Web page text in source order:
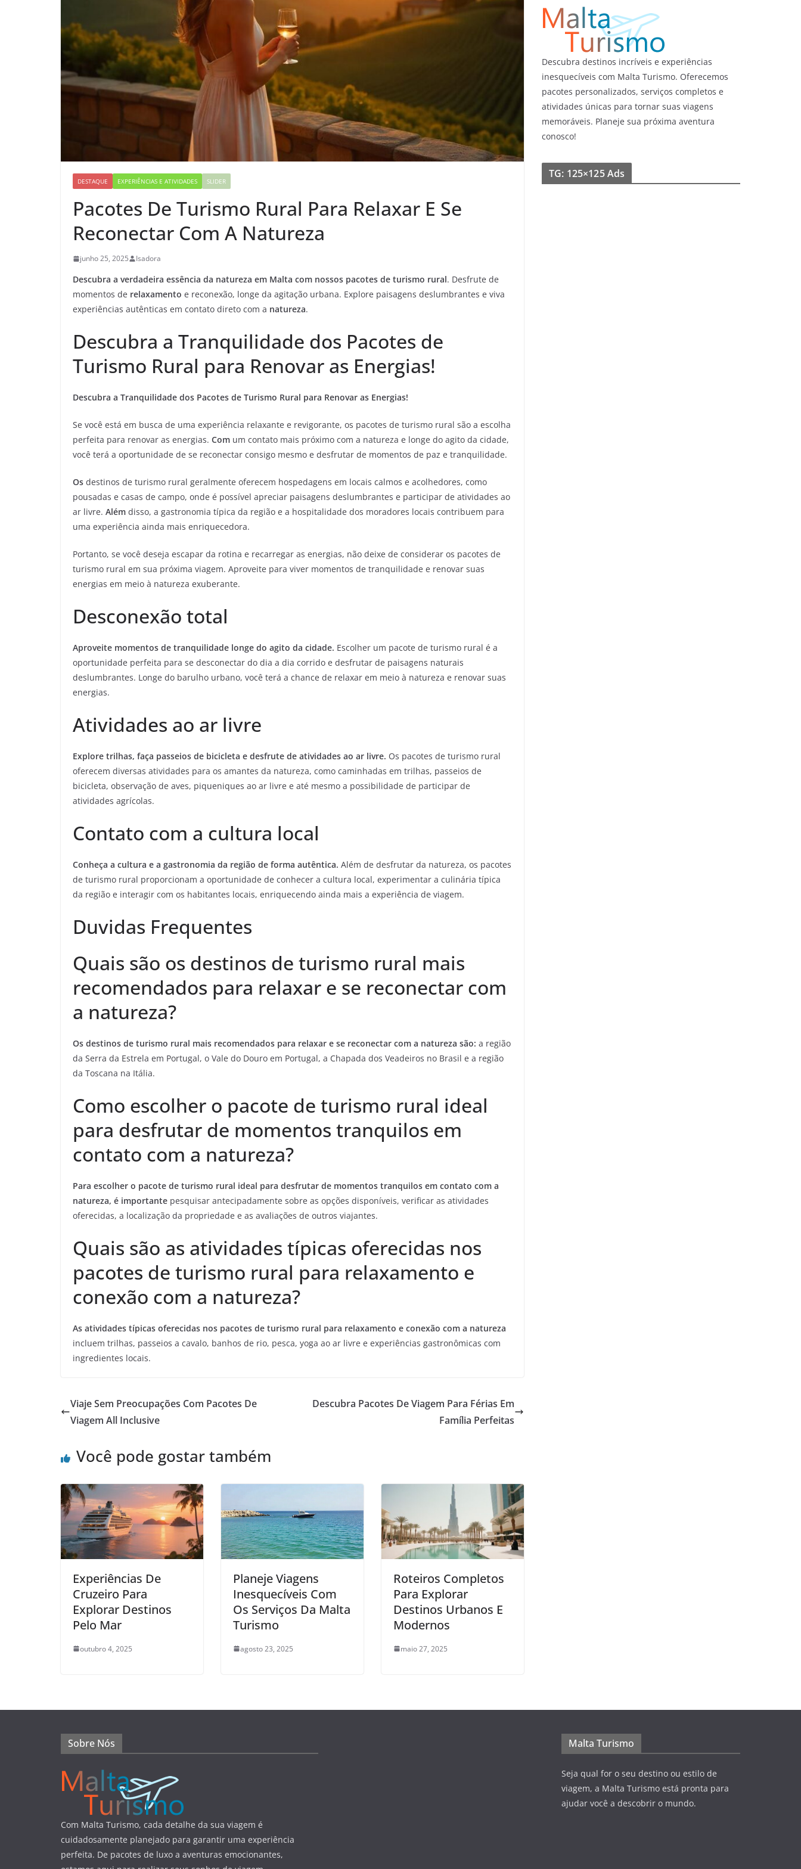
DESTAQUE EXPERIÊNCIAS E ATIVIDADES SLIDER
Pacotes De Turismo Rural Para Relaxar E Se
Reconectar Com A Natureza
junho 25, 2025 Isadora
Descubra a verdadeira essência da natureza em Malta com nossos pacotes de turismo rural. Desfrute de
momentos de relaxamento e reconexão, longe da agitação urbana. Explore paisagens deslumbrantes e viva
experiências autênticas em contato direto com a natureza.
Descubra a Tranquilidade dos Pacotes de
Turismo Rural para Renovar as Energias!
Descubra a Tranquilidade dos Pacotes de Turismo Rural para Renovar as Energias!
Se você está em busca de uma experiência relaxante e revigorante, os pacotes de turismo rural são a escolha
perfeita para renovar as energias. Com um contato mais próximo com a natureza e longe do agito da cidade,
você terá a oportunidade de se reconectar consigo mesmo e desfrutar de momentos de paz e tranquilidade.
Os destinos de turismo rural geralmente oferecem hospedagens em locais calmos e acolhedores, como
pousadas e casas de campo, onde é possível apreciar paisagens deslumbrantes e participar de atividades ao
ar livre. Além disso, a gastronomia típica da região e a hospitalidade dos moradores locais contribuem para
uma experiência ainda mais enriquecedora.
Portanto, se você deseja escapar da rotina e recarregar as energias, não deixe de considerar os pacotes de
turismo rural em sua próxima viagem. Aproveite para viver momentos de tranquilidade e renovar suas
energias em meio à natureza exuberante.
Desconexão total
Aproveite momentos de tranquilidade longe do agito da cidade. Escolher um pacote de turismo rural é a
oportunidade perfeita para se desconectar do dia a dia corrido e desfrutar de paisagens naturais
deslumbrantes. Longe do barulho urbano, você terá a chance de relaxar em meio à natureza e renovar suas
energias.
Atividades ao ar livre
Explore trilhas, faça passeios de bicicleta e desfrute de atividades ao ar livre. Os pacotes de turismo rural
oferecem diversas atividades para os amantes da natureza, como caminhadas em trilhas, passeios de
bicicleta, observação de aves, piqueniques ao ar livre e até mesmo a possibilidade de participar de
atividades agrícolas.
Contato com a cultura local
Conheça a cultura e a gastronomia da região de forma autêntica. Além de desfrutar da natureza, os pacotes
de turismo rural proporcionam a oportunidade de conhecer a cultura local, experimentar a culinária típica
da região e interagir com os habitantes locais, enriquecendo ainda mais a experiência de viagem.
Duvidas Frequentes
Quais são os destinos de turismo rural mais
recomendados para relaxar e se reconectar com
a natureza?
Os destinos de turismo rural mais recomendados para relaxar e se reconectar com a natureza são: a região
da Serra da Estrela em Portugal, o Vale do Douro em Portugal, a Chapada dos Veadeiros no Brasil e a região
da Toscana na Itália.
Como escolher o pacote de turismo rural ideal
para desfrutar de momentos tranquilos em
contato com a natureza?
Para escolher o pacote de turismo rural ideal para desfrutar de momentos tranquilos em contato com a
natureza, é importante pesquisar antecipadamente sobre as opções disponíveis, verificar as atividades
oferecidas, a localização da propriedade e as avaliações de outros viajantes.
Quais são as atividades típicas oferecidas nos
pacotes de turismo rural para relaxamento e
conexão com a natureza?
As atividades típicas oferecidas nos pacotes de turismo rural para relaxamento e conexão com a natureza
incluem trilhas, passeios a cavalo, banhos de rio, pesca, yoga ao ar livre e experiências gastronômicas com
ingredientes locais.
Viaje Sem Preocupações Com Pacotes De
Viagem All Inclusive
Descubra Pacotes De Viagem Para Férias Em
Família Perfeitas
Você pode gostar também
Experiências De
Cruzeiro Para
Explorar Destinos
Pelo Mar
outubro 4, 2025
Planeje Viagens
Inesquecíveis Com
Os Serviços Da Malta
Turismo
agosto 23, 2025
Roteiros Completos
Para Explorar
Destinos Urbanos E
Modernos
maio 27, 2025
Descubra destinos incríveis e experiências
inesquecíveis com Malta Turismo. Oferecemos
pacotes personalizados, serviços completos e
atividades únicas para tornar suas viagens
memoráveis. Planeje sua próxima aventura
conosco!
TG: 125×125 Ads
Sobre Nós
Com Malta Turismo, cada detalhe da sua viagem é
cuidadosamente planejado para garantir uma experiência
perfeita. De pacotes de luxo a aventuras emocionantes,
Malta Turismo
Seja qual for o seu destino ou estilo de
viagem, a Malta Turismo está pronta para
ajudar você a descobrir o mundo.